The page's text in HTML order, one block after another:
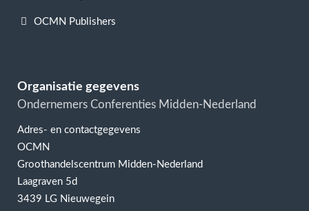
OCMN Publishers
Organisatie gegevens
Ondernemers Conferenties Midden-Nederland
Adres- en contactgegevens
OCMN
Groothandelscentrum Midden-Nederland
Laagraven 5d
3439 LG Nieuwegein